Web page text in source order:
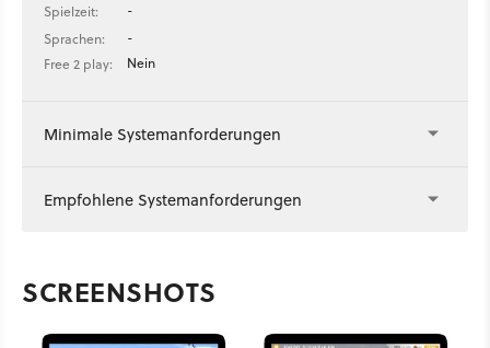
Spielzeit:
-
Sprachen:
-
Free 2 play:
Nein
Minimale Systemanforderungen
Empfohlene Systemanforderungen
SCREENSHOTS